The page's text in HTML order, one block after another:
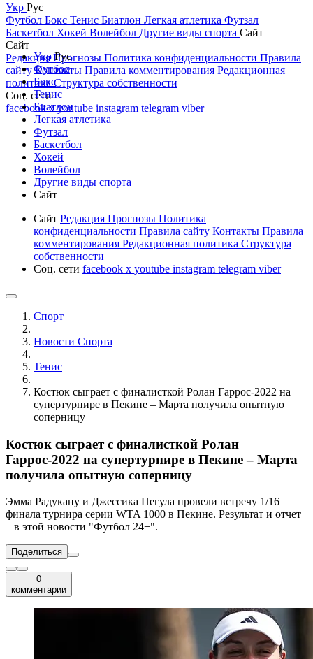
Укр Рус
Футбол Бокс Тенис Биатлон Легкая атлетика Футзал
Баскетбол Хокей Волейбол Другие виды спорта Сайт
Сайт
РедакцияПрогнозы Политика конфиденциальности Правила
сайтуКонтакты Правила комментирования Редакционная
политикаСтруктура собственности
Соц. сети
facebookxyoutube instagram telegram viber
УкрРус
Футбол
Бокс
Тенис
Биатлон
Легкая атлетика
Футзал
Баскетбол
Хокей
Волейбол
Другие виды спорта
Сайт
Сайт Редакция Прогнозы Политика
конфиденциальности Правила сайту Контакты Правила
комментирования Редакционная политика Структура
собственности
Соц. сети facebook x youtube instagram telegram viber
Спорт
Новости Cпорта
Тенис
Костюк сыграет с финалисткой Ролан Гаррос-2022 на
супертурнире в Пекине – Марта получила опытную
соперницу
Костюк сыграет с финалисткой Ролан
Гаррос-2022 на супертурнире в Пекине – Марта
получила опытную соперницу
Эмма Радукану и Джессика Пегула провели встречу 1/16
финала турнира серии WTA 1000 в Пекине. Результат и отчет
– в этой новости "Футбол 24+".
Поделиться
0
комментарии